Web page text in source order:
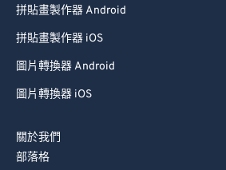
拼貼畫製作器 Android
拼貼畫製作器 iOS
圖片轉換器 Android
圖片轉換器 iOS
關於我們
部落格